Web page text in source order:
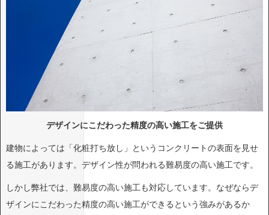
デザインにこだわった精度の高い施工をご提供
建物によっては「化粧打ち放し」というコンクリートの表面を見せ
る施工があります。デザイン性が問われる難易度の高い施工です。
しかし弊社では、難易度の高い施工も対応しています。なぜならデ
ザインにこだわった精度の高い施工ができるという強みがあるか